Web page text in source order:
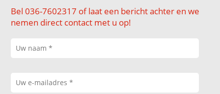
Bel 036-7602317 of laat een bericht achter en we
nemen direct contact met u op!